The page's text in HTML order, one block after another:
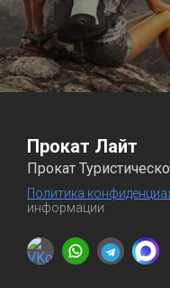
Прокат Лайт
Прокат
Политика
информации